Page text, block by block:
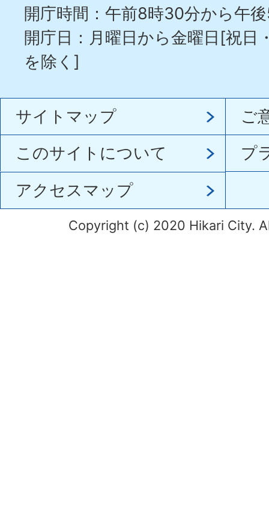
開庁時間：午前8時30分から午
開庁日：月曜日から金曜日[祝日
を除く]
サイトマップ
ご
このサイトについて
プ
アクセスマップ
Copyright (c) 2020 Hikari City.